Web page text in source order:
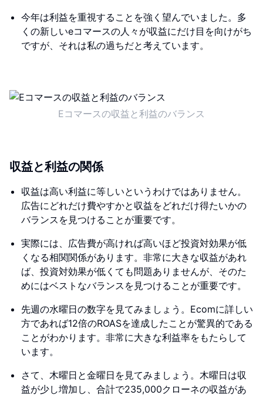
今年は利益を重視することを強く望んでいました。多
くの新しいeコマースの人々が収益にだけ目を向けがち
ですが、それは私の過ちだと考えています。
Eコマースの収益と利益のバランス
収益と利益の関係
収益は高い利益に等しいというわけではありません。
広告にどれだけ費やすかと収益をどれだけ得たいかの
バランスを見つけることが重要です。
実際には、広告費が高ければ高いほど投資対効果が低
くなる相関関係があります。非常に大きな収益があれ
ば、投資対効果が低くても問題ありませんが、そのた
めにはベストなバランスを見つけることが重要です。
先週の水曜日の数字を見てみましょう。Ecomに詳しい
方であれば12倍のROASを達成したことが驚異的である
ことがわかります。非常に大きな利益率をもたらして
います。
さて、木曜日と金曜日を見てみましょう。木曜日は収
益が少し増加し、合計で235,000クローネの収益があ